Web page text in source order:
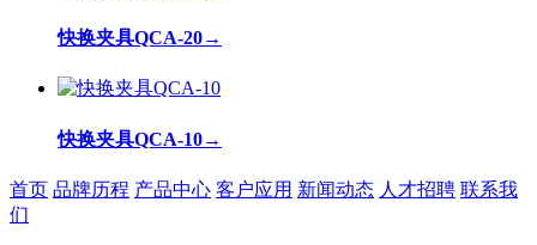
快换夹具QCA-20→
快换夹具QCA-10→
首页 品牌历程 产品中心 客户应用 新闻动态 人才招聘 联系我
们